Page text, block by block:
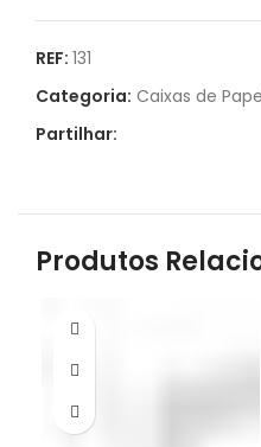
REF: 131
Categoria: Caixas de
Partilhar:
Produtos